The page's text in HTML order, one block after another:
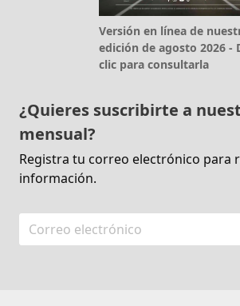
Versión en línea de
edición de agosto 2026 -
clic para consultarla
¿Quieres suscribirte a
mensual?
Registra tu correo electrónico para
información.